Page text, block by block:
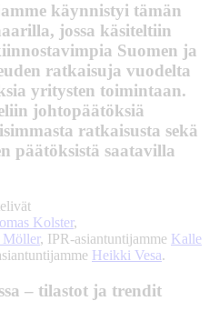
käynnistyi tämän
jossa käsiteltiin
Suomen ja
ratkaisuja vuodelta
yritysten toimintaan.
johtopäätöksiä
ratkaisusta sekä
päätöksistä saatavilla
Kolster,
Möller, IPR-asiantuntijamme Kalle
Heikki Vesa.
– tilastot ja trendit